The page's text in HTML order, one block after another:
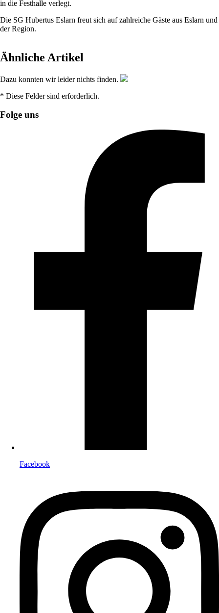
in die Festhalle verlegt.
Die SG Hubertus Eslarn freut sich auf zahlreiche Gäste aus Eslarn und
der Region.
Ähnliche Artikel
Dazu konnten wir leider nichts finden.
* Diese Felder sind erforderlich.
Folge uns
Facebook